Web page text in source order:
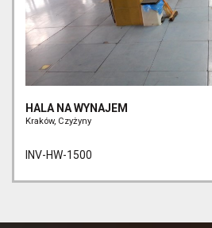
HALA NA WYNAJEM
Kraków, Czyżyny
INV-HW-1500